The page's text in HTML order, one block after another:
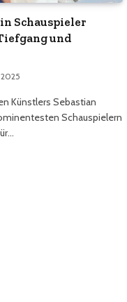
Schauspieler
und
Künstlers Sebastian
Schauspielern